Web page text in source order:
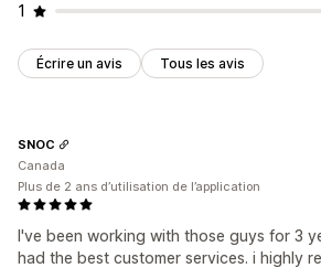
1
Écrire un avis Tous les avis
I've been working with those guys for 3
had the best customer services. i highly
SNOC
Canada
Plus de 2 ans d’utilisation de l’application